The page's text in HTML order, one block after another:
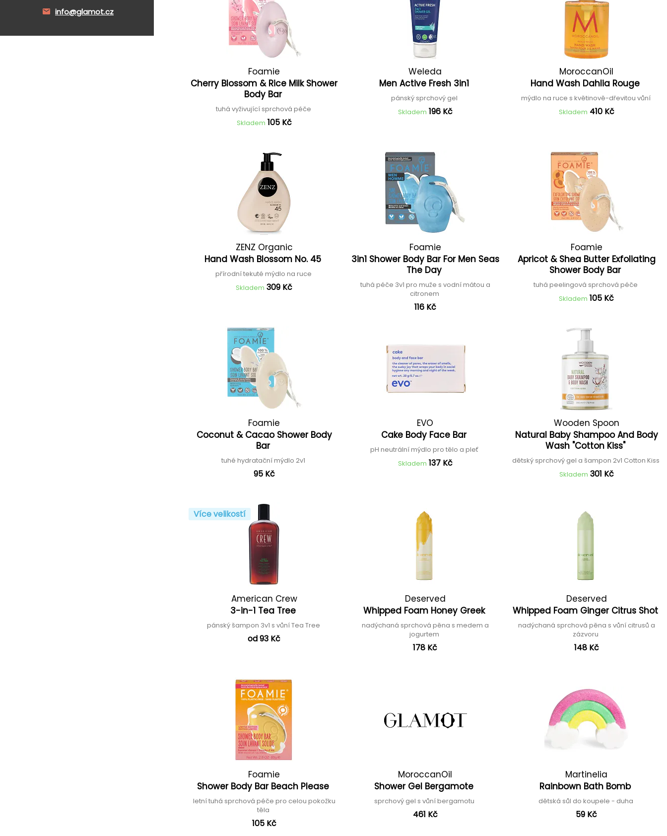
info@glamot.cz
Foamie
Cherry Blossom & Rice Milk Shower
Body Bar
tuhá vyživující sprchová péče
Skladem 105 Kč
Weleda
Men Active Fresh 3in1
pánský sprchový gel
Skladem 196 Kč
MoroccanOil
Hand Wash Dahlia Rouge
mýdlo na ruce s květinově-dřevitou vůní
Skladem 410 Kč
ZENZ Organic
Hand Wash Blossom No. 45
přírodní tekuté mýdlo na ruce
Skladem 309 Kč
Foamie
3in1 Shower Body Bar For Men Seas
The Day
tuhá péče 3v1 pro muže s vodní mátou a
citronem
116 Kč
Foamie
Apricot & Shea Butter Exfoliating
Shower Body Bar
tuhá peelingová sprchová péče
Skladem 105 Kč
Foamie
Coconut & Cacao Shower Body
Bar
tuhé hydratační mýdlo 2v1
95 Kč
EVO
Cake Body Face Bar
pH neutrální mýdlo pro tělo a pleť
Skladem 137 Kč
Wooden Spoon
Natural Baby Shampoo And Body
Wash "Cotton Kiss"
dětský sprchový gel a šampon 2v1 Cotton Kiss
Skladem 301 Kč
Více velikostí
American Crew
3-in-1 Tea Tree
pánský šampon 3v1 s vůní Tea Tree
od 93 Kč
Deserved
Whipped Foam Honey Greek
nadýchaná sprchová pěna s medem a
jogurtem
178 Kč
Deserved
Whipped Foam Ginger Citrus Shot
nadýchaná sprchová pěna s vůní citrusů a
zázvoru
148 Kč
Foamie
Shower Body Bar Beach Please
letní tuhá sprchová péče pro celou pokožku
těla
105 Kč
MoroccanOil
Shower Gel Bergamote
sprchový gel s vůní bergamotu
461 Kč
Martinelia
Rainbown Bath Bomb
dětská sůl do koupele - duha
59 Kč